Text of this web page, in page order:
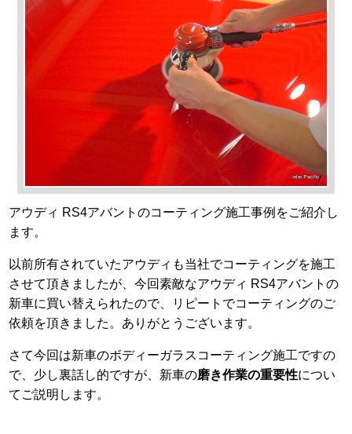
アウディ RS4アバントのコーティング施工事例をご紹介し
ます。
以前所有されていたアウディも当社でコーティングを施工
させて頂きましたが、今回素敵なアウディ RS4アバントの
新車に買い替えられたので、リピートでコーティングのご
依頼を頂きました。ありがとうございます。
さて今回は新車のボディーガラスコーティング施工ですの
で、少し裏話し的ですが、新車の磨き作業の重要性につい
てご説明します。